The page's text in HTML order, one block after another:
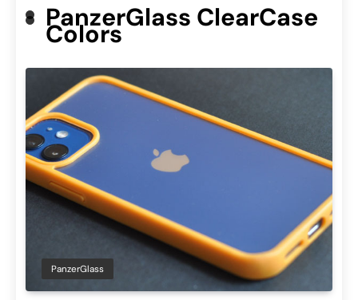
PanzerGlass ClearCase
Colors
PanzerGlass